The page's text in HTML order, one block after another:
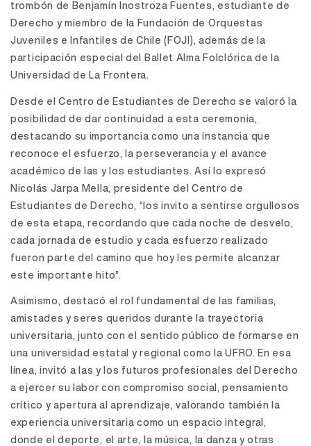
trombón de Benjamín Inostroza Fuentes, estudiante de
Derecho y miembro de la Fundación de Orquestas
Juveniles e Infantiles de Chile (FOJI), además de la
participación especial del Ballet Alma Folclórica de la
Universidad de La Frontera.
Desde el Centro de Estudiantes de Derecho se valoró la
posibilidad de dar continuidad a esta ceremonia,
destacando su importancia como una instancia que
reconoce el esfuerzo, la perseverancia y el avance
académico de las y los estudiantes. Así lo expresó
Nicolás Jarpa Mella, presidente del Centro de
Estudiantes de Derecho, “los invito a sentirse orgullosos
de esta etapa, recordando que cada noche de desvelo,
cada jornada de estudio y cada esfuerzo realizado
fueron parte del camino que hoy les permite alcanzar
este importante hito”.
Asimismo, destacó el rol fundamental de las familias,
amistades y seres queridos durante la trayectoria
universitaria, junto con el sentido público de formarse en
una universidad estatal y regional como la UFRO. En esa
línea, invitó a las y los futuros profesionales del Derecho
a ejercer su labor con compromiso social, pensamiento
crítico y apertura al aprendizaje, valorando también la
experiencia universitaria como un espacio integral,
donde el deporte, el arte, la música, la danza y otras